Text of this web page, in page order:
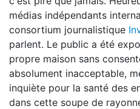
médias indépendants
consortium journalistique
parlent. Le public a été
propre maison sans
absolument inacceptable,
inquiète pour la santé des
dans cette soupe de